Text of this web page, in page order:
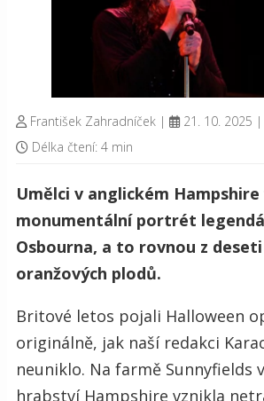
František Zahradníček | 21. 10. 2025 |
Délka čtení: 4 min
Umělci v anglickém
monumentální portrét
Osbourna, a to rovnou z
oranžových plodů.
Britové letos pojali Halloween
originálně, jak naší redakci
neuniklo. Na farmě Sunnyfields
hrabství Hampshire vznikla